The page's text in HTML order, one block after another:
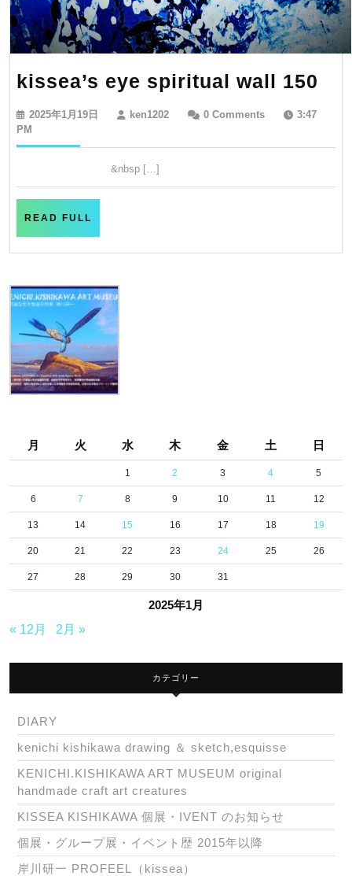
kissea’s eye spiritual wall 150
2025年1月19日 2025
日
ken1202ken12020 Comments
3:47
PM
&nbsp […]
READ FULL
2025年1月
月 火 水 木 金 土 日
1 2 3 4 5
6 7 8 9 10 11 12
13 14 15 16 17 18 19
20 21 22 23 24 25 26
27 28 29 30 31
« 12月 2月 »
カテゴリー
DIARY
kenichi kishikawa drawing ＆ sketch,esquisse
KENICHI.KISHIKAWA ART MUSEUM original
handmade craft art creatures
KISSEA KISHIKAWA 個展・IVENT のお知らせ
個展・グループ展・イベント歴 2015年以降
岸川研一 PROFEEL（kissea）